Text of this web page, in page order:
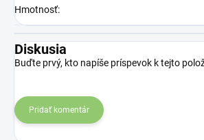
Hmotnosť:
Diskusia
Buďte prvý, kto napíše príspevok k tejto
Pridať komentár